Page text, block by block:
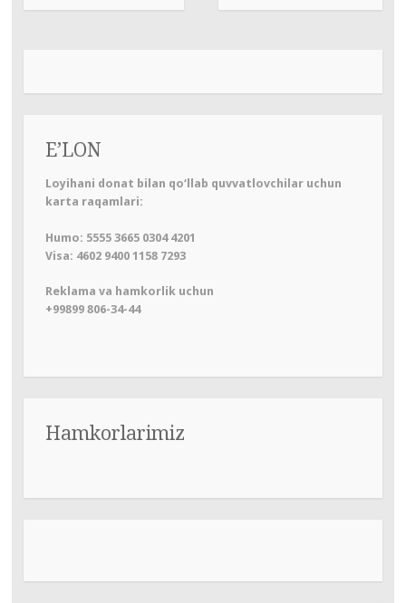
по
E’LON
Loyihani donat bilan qo‘llab quvvatlovchilar uchun
karta raqamlari:
Humo: 5555 3665 0304 4201
Visa: 4602 9400 1158 7293
Reklama va hamkorlik uchun
+99899 806-34-44
Hamkorlarimiz